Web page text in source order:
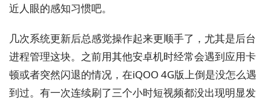
近人眼的感知习惯吧。
几次系统更新后总感觉操作起来更顺手了，尤其是后台
进程管理这块。之前用其他安卓机时经常会遇到应用卡
顿或者突然闪退的情况，在iQOO 4G版上倒是没怎么遇
到过。有一次连续刷了三个小时短视频都没出现明显发